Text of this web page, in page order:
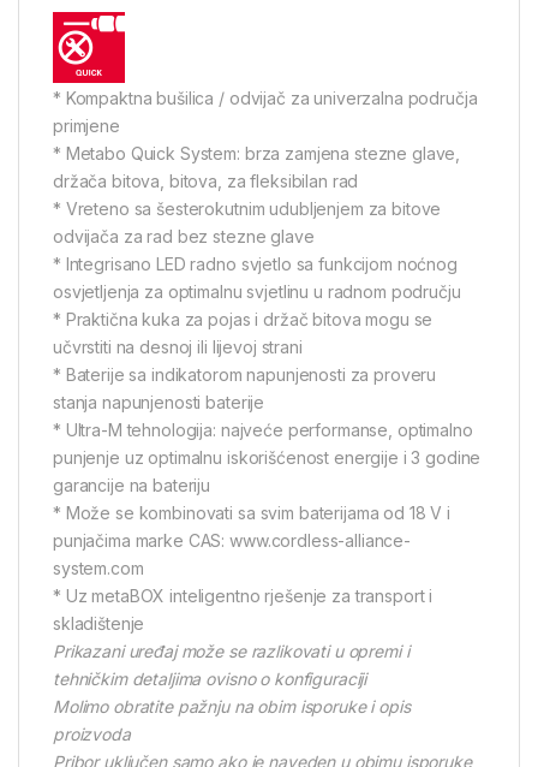
* Kompaktna bušilica / odvijač za univerzalna područja
primjene
* Metabo Quick System: brza zamjena stezne glave,
držača bitova, bitova, za fleksibilan rad
* Vreteno sa šesterokutnim udubljenjem za bitove
odvijača za rad bez stezne glave
* Integrisano LED radno svjetlo sa funkcijom noćnog
osvjetljenja za optimalnu svjetlinu u radnom području
* Praktična kuka za pojas i držač bitova mogu se
učvrstiti na desnoj ili lijevoj strani
* Baterije sa indikatorom napunjenosti za proveru
stanja napunjenosti baterije
* Ultra-M tehnologija: najveće performanse, optimalno
punjenje uz optimalnu iskorišćenost energije i 3 godine
garancije na bateriju
* Može se kombinovati sa svim baterijama od 18 V i
punjačima marke CAS: www.cordless-alliance-
system.com
* Uz metaBOX inteligentno rješenje za transport i
skladištenje
Prikazani uređaj može se razlikovati u opremi i
tehničkim detaljima ovisno o konfiguraciji
Molimo obratite pažnju na obim isporuke i opis
proizvoda
Pribor uključen samo ako je naveden u obimu isporuke